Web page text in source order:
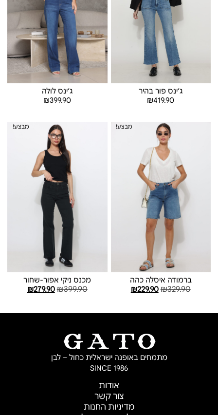
ג׳ינס פור בהיר
₪419.90
ג׳ינס לולה
₪399.90
מבצע!
ברמודה איסלה כהה
₪329.90
₪229.90
מבצע!
מכנס ניקי אפור-שחור
₪399.90
₪279.90
מתמחים באופנה ישראלית כחול – לבן
SINCE 1986
אודות
צור קשר
מדיניות החנות